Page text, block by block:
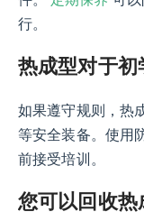
行。
热成型对于初
如果遵守规则，热
等安全装备。使用
前接受培训。
您可以回收热